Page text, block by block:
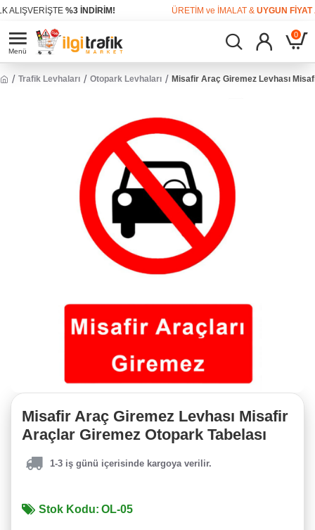
%3 İNDİRİM! ÜRETİM ve İMALAT & UYGUN FİYAT
0
Trafik Levhaları Otopark Levhaları Misafir Araç Giremez Levhası
Misafir Araç Giremez Levhası Misafir
Araçlar Giremez Otopark Tabelası
Stok Kodu: OL-05
1-3 iş günü içerisinde kargoya verilir.